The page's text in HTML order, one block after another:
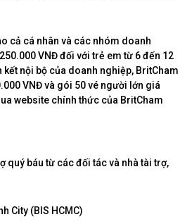
cả cá nhân và các nhóm doanh
VNĐ đối với trẻ em từ 6 đến 12
nội bộ của doanh nghiệp, BritCham
VNĐ và gói 50 vé người lớn giá
website chính thức của BritCham
quý báu từ các đối tác và nhà tài trợ,
City (BIS HCMC)